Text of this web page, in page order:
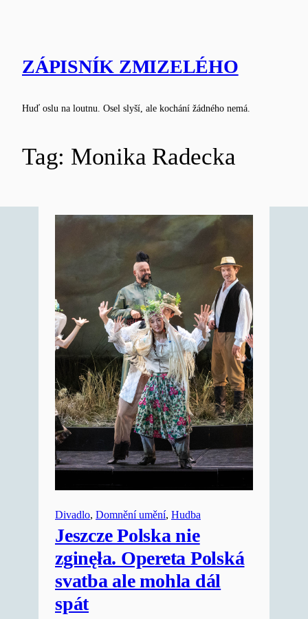
ZÁPISNÍK ZMIZELÉHO
Huď oslu na loutnu. Osel slyší, ale kochání žádného nemá.
Tag: Monika Radecka
Divadlo, Domnění umění, Hudba
Jeszcze Polska nie
zginęła. Opereta Polská
svatba ale mohla dál
spát